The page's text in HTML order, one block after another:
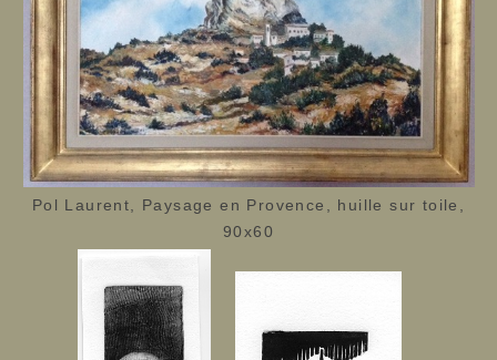
Pol Laurent, Paysage en Provence, huille sur toile,
90x60